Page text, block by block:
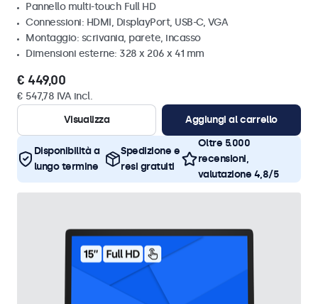
Pannello multi-touch Full HD
Connessioni: HDMI, DisplayPort, USB-C, VGA
Montaggio: scrivania, parete, incasso
Dimensioni esterne: 328 x 206 x 41 mm
€ 449,00
€ 547,78 IVA incl.
Visualizza
Aggiungi al carrello
Disponibilità a
lungo termine
Spedizione e
resi gratuiti
Oltre 5.000
recensioni,
valutazione 4,8/5